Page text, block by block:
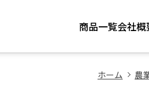
商品一覧会社概
ホーム 農